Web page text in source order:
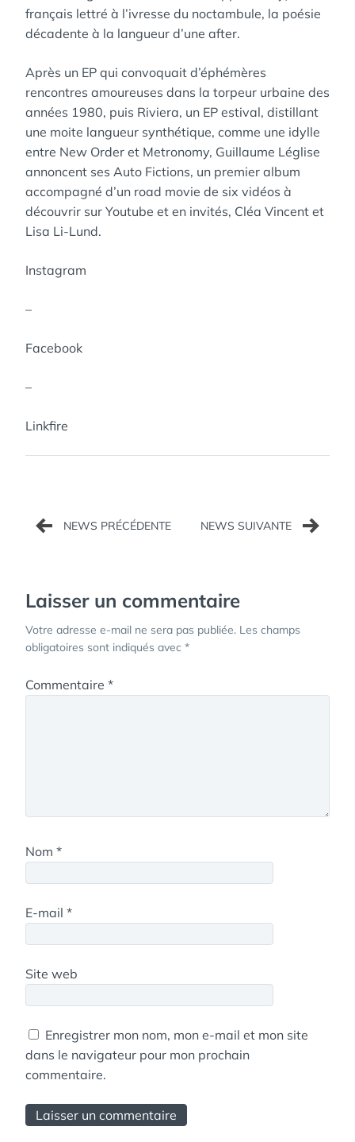
français lettré à l’ivresse du noctambule, la poésie
décadente à la langueur d’une after.
Après un EP qui convoquait d’éphémères
rencontres amoureuses dans la torpeur urbaine des
années 1980, puis Riviera, un EP estival, distillant
une moite langueur synthétique, comme une idylle
entre New Order et Metronomy, Guillaume Léglise
annoncent ses Auto Fictions, un premier album
accompagné d’un road movie de six vidéos à
découvrir sur Youtube et en invités, Cléa Vincent et
Lisa Li-Lund.
Instagram
–
Facebook
–
Linkfire
Navigation
de
Laisser un commentaire
Votre adresse e-mail ne sera pas publiée. Les champs
obligatoires sont indiqués avec *
Commentaire *
Nom *
E-mail *
Site web
Enregistrer mon nom, mon e-mail et mon site
dans le navigateur pour mon prochain
commentaire.